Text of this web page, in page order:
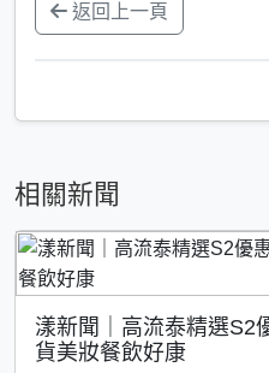
返回上一頁
相關新聞
漾新聞｜高流泰精選
貨美妝餐飲好康